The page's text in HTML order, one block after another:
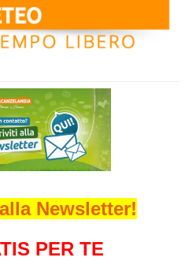
Newsletter!
PER TE